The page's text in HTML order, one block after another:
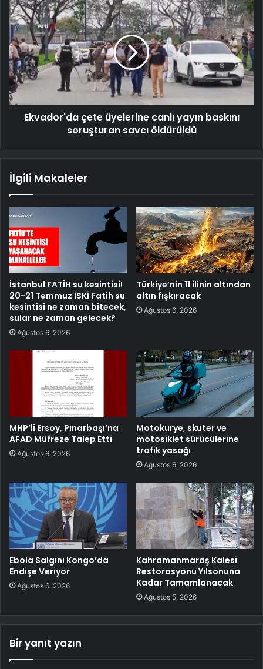
Ekvador'da çete üyelerine canlı yayın baskını
soruşturan savcı öldürüldü
İlgili Makaleler
İstanbul FATİH su kesintisi!
20-21 Temmuz İSKİ Fatih su
kesintisi ne zaman bitecek,
sular ne zaman gelecek?
Ağustos 6, 2026
Türkiye’nin 11 ilinin altından
altın fışkıracak
Ağustos 6, 2026
MHP’li Ersoy, Pınarbaşı’na
AFAD Müfreze Talep Etti
Ağustos 6, 2026
Motokurye, skuter ve
motosiklet sürücülerine
trafik yasağı
Ağustos 6, 2026
Ebola Salgını Kongo’da
Endişe Veriyor
Ağustos 6, 2026
Kahramanmaraş Kalesi
Restorasyonu Yılsonuna
Kadar Tamamlanacak
Ağustos 5, 2026
Bir yanıt yazın